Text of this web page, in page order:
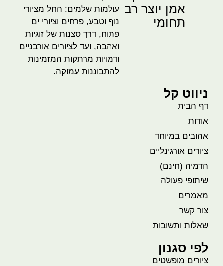
אמן יוצר רב
תחומי
עולמות שלמים: החל מציורי
נוף וטבע, פרחים וציורי ים
פתוח, דרך סצנות של זוגיות
ואהבה, ועד לציורים אורבניים
ודמויות מרתקות המזמינות
להתבוננות עמוקה.
ניווט קל
דף הבית
אודות
אהובים במיוחד
ציורים אורגינליים
הדמיה (חינם)
שיתופי פעולה
מאמרים
צור קשר
שאלות ותשובות
לפי סגנון
ציורים מופשטים